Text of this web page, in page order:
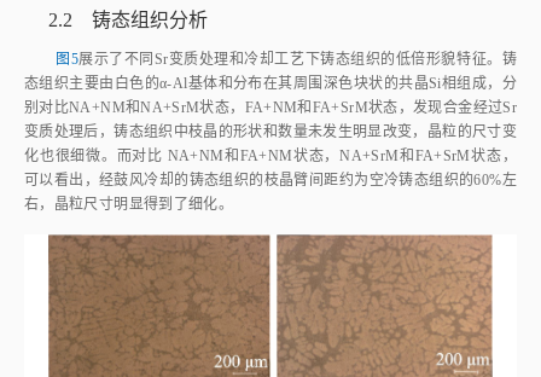
2.2 铸态组织分析
图5展示了不同Sr变质处理和冷却工艺下铸态组织的低倍形貌特征。铸
态组织主要由白色的α‑Al基体和分布在其周围深色块状的共晶Si相组成，分
别对比NA+NM和NA+SrM状态，FA+NM和FA+SrM状态，发现合金经过Sr
变质处理后，铸态组织中枝晶的形状和数量未发生明显改变，晶粒的尺寸变
化也很细微。而对比 NA+NM和FA+NM状态，NA+SrM和FA+SrM状态，
可以看出，经鼓风冷却的铸态组织的枝晶臂间距约为空冷铸态组织的60%左
右，晶粒尺寸明显得到了细化。